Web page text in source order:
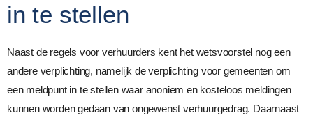
in te stellen
Naast de regels voor verhuurders kent het wetsvoorstel nog een
andere verplichting, namelijk de verplichting voor gemeenten om
een meldpunt in te stellen waar anoniem en kosteloos meldingen
kunnen worden gedaan van ongewenst verhuurgedrag. Daarnaast